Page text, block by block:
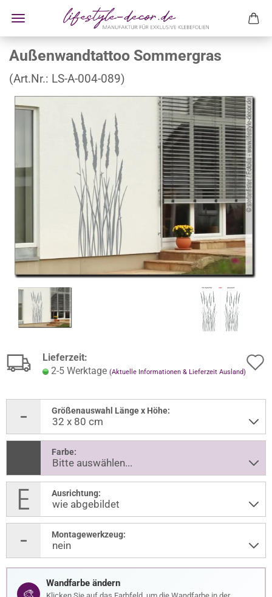
Außenwandtattoo Sommergras
(Art.Nr.: LS-A-004-089)
Lieferzeit:
2-5 Werktage (Aktuelle Informationen & Lieferzeit Ausland)
Größenauswahl Länge x Höhe:
Farbe:
Ausrichtung:
Montagewerkzeug:
🎨
Wandfarbe ändern